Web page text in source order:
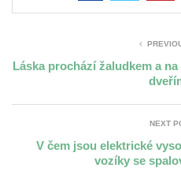
Láska prochází žaludkem a
NEXT
V čem jsou elektrické
vozíky se